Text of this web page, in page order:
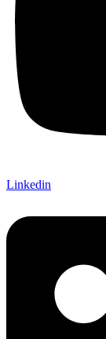
Linkedin